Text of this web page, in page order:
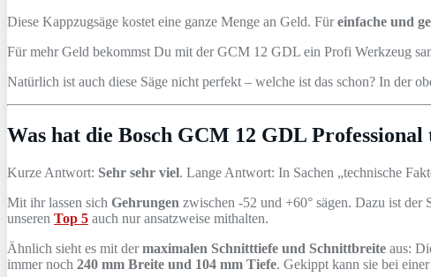
Diese Kappzugsäge kostet eine ganze Menge an Geld. Füreinfache und
Für mehr Geld bekommst Du mit der GCM 12 GDL ein Profi Werkzeug
Natürlich ist auch diese Säge nicht perfekt – welche ist das schon? In der
Was hat die Bosch GCM 12 GDL
Kurze Antwort: Sehr sehr viel. Lange Antwort: In Sachen „technische
Mit ihr lassen sich Gehrungen zwischen -52 und +60° sägen. Dazu ist der
unseren Top 5 auch nur ansatzweise mithalten.
Ähnlich sieht es mit dermaximalen Schnitttiefe und Schnittbreite aus:
immer noch 240 mm Breite und 104 mm Tiefe. Gekippt kann sie bei